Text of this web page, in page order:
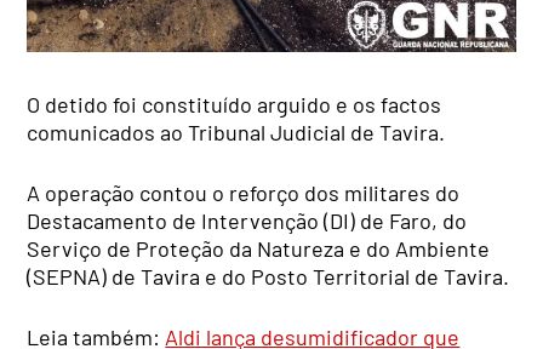
O detido foi constituído arguido e os factos
comunicados ao Tribunal Judicial de Tavira.
A operação contou o reforço dos militares do
Destacamento de Intervenção (DI) de Faro, do
Serviço de Proteção da Natureza e do Ambiente
(SEPNA) de Tavira e do Posto Territorial de Tavira.
Leia também: Aldi lança desumidificador que